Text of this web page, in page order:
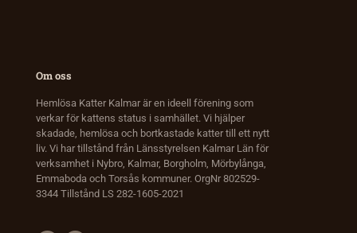
Om oss
Hemlösa Katter Kalmar är en ideell förening som
verkar för kattens status i samhället. Vi hjälper
skadade, hemlösa och bortkastade katter till ett nytt
liv. Vi har tillstånd från Länsstyrelsen Kalmar Län för
verksamhet i Nybro, Kalmar, Borgholm, Mörbylånga,
Emmaboda och Torsås kommuner. OrgNr 802529-
3344 Tillstånd LS 282-1605-2021